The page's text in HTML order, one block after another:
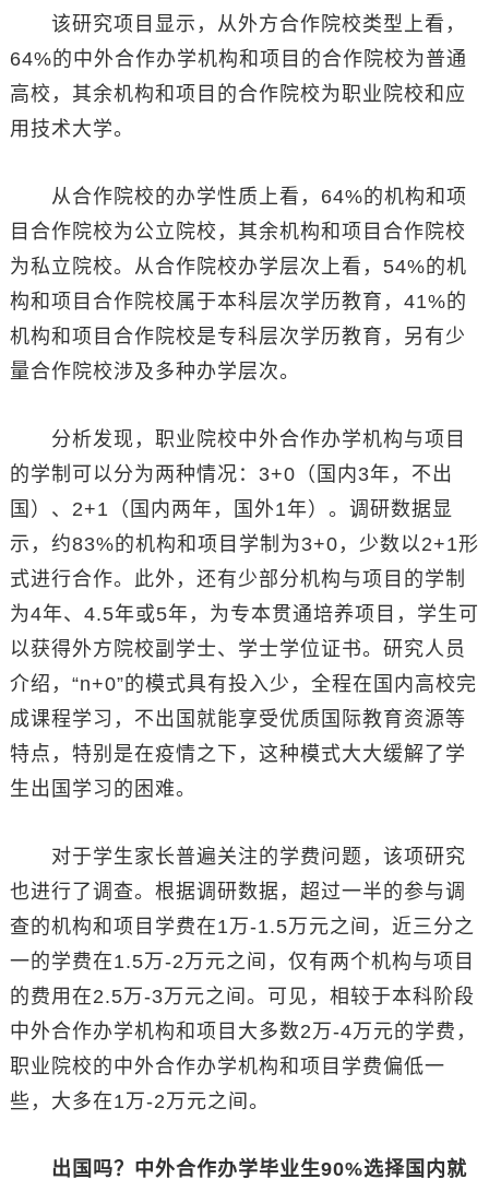
该研究项目显示，从外方合作院校类型上看，
64%的中外合作办学机构和项目的合作院校为普通
高校，其余机构和项目的合作院校为职业院校和应
用技术大学。
从合作院校的办学性质上看，64%的机构和项
目合作院校为公立院校，其余机构和项目合作院校
为私立院校。从合作院校办学层次上看，54%的机
构和项目合作院校属于本科层次学历教育，41%的
机构和项目合作院校是专科层次学历教育，另有少
量合作院校涉及多种办学层次。
分析发现，职业院校中外合作办学机构与项目
的学制可以分为两种情况：3+0（国内3年，不出
国）、2+1（国内两年，国外1年）。调研数据显
示，约83%的机构和项目学制为3+0，少数以2+1形
式进行合作。此外，还有少部分机构与项目的学制
为4年、4.5年或5年，为专本贯通培养项目，学生可
以获得外方院校副学士、学士学位证书。研究人员
介绍，“n+0”的模式具有投入少，全程在国内高校完
成课程学习，不出国就能享受优质国际教育资源等
特点，特别是在疫情之下，这种模式大大缓解了学
生出国学习的困难。
对于学生家长普遍关注的学费问题，该项研究
也进行了调查。根据调研数据，超过一半的参与调
查的机构和项目学费在1万-1.5万元之间，近三分之
一的学费在1.5万-2万元之间，仅有两个机构与项目
的费用在2.5万-3万元之间。可见，相较于本科阶段
中外合作办学机构和项目大多数2万-4万元的学费，
职业院校的中外合作办学机构和项目学费偏低一
些，大多在1万-2万元之间。
出国吗？中外合作办学毕业生90%选择国内就